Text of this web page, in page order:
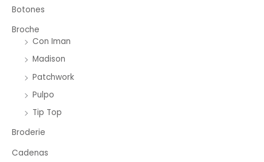
Botones
Broche
Con Iman
Madison
Patchwork
Pulpo
Tip Top
Broderie
Cadenas